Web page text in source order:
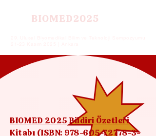
BIOMED2025
BIOMED 2025 Bildiri Özetleri
Kitabı (ISBN: 978-605-72778-3-